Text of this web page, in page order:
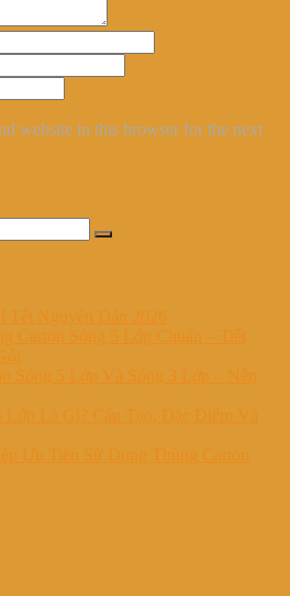
website in this browser for the next